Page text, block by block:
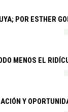
POR ESTHER
MENOS EL
Y